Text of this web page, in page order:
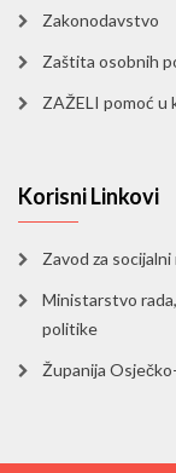
Zakonodavstvo
Zaštita osobnih
ZAŽELI pomoć u
Korisni Linkovi
Zavod za socijalni
Ministarstvo
politike
Županija